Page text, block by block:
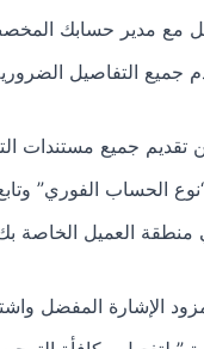
مع مدير حسابك
جميع التفاصيل
جميع مستندات
الحساب الفوري”
العميل الخاصة
الإشارة المفضل